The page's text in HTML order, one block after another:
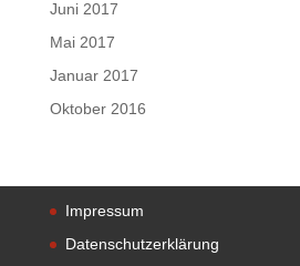
Juni 2017
Mai 2017
Januar 2017
Oktober 2016
Impressum
Datenschutzerklärung